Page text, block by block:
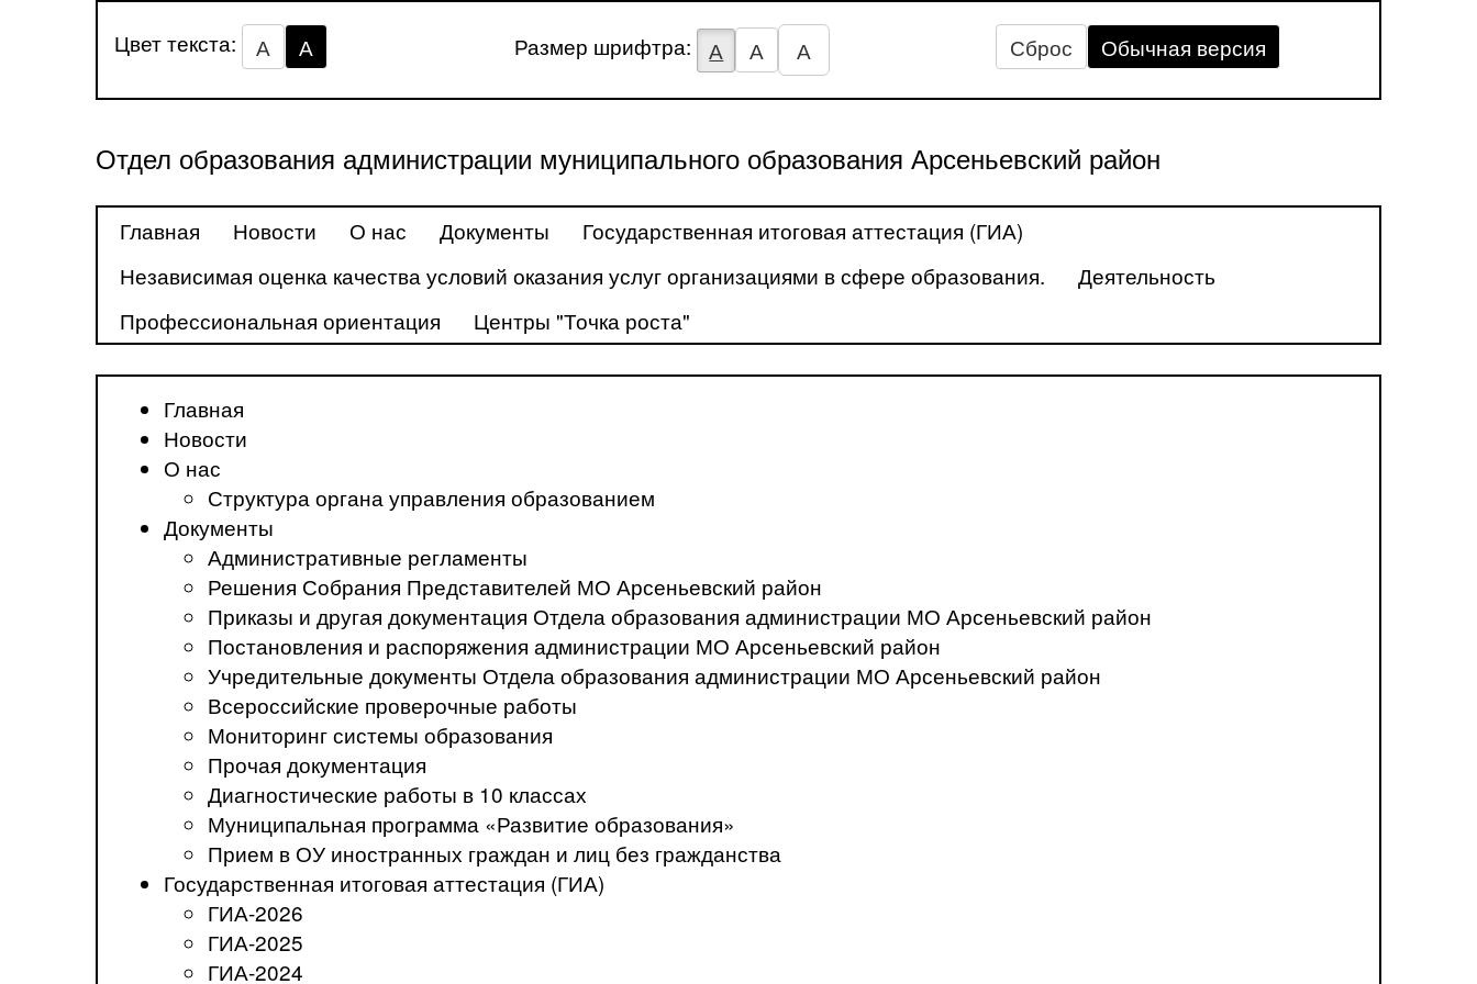
Цвет текста: А А Размер шрифтра: А А А Сброс Обычная версия
Отдел образования администрации муниципального образования Арсеньевский район
Главная Новости О нас Документы
Государственная итоговая аттестация (ГИА)
Независимая оценка качества условий оказания услуг организациями в сфере образования.
Деятельность
Профессиональная ориентация
Центры "Точка роста"
Главная
Новости
О нас
Структура органа управления образованием
Документы
Административные регламенты
Решения Собрания Представителей МО Арсеньевский район
Приказы и другая документация Отдела образования администрации МО Арсеньевский район
Постановления и распоряжения администрации МО Арсеньевский район
Учредительные документы Отдела образования администрации МО Арсеньевский район
Всероссийские проверочные работы
Мониторинг системы образования
Прочая документация
Диагностические работы в 10 классах
Муниципальная программа «Развитие образования»
Прием в ОУ иностранных граждан и лиц без гражданства
Государственная итоговая аттестация (ГИА)
ГИА-2026
ГИА-2025
ГИА-2024